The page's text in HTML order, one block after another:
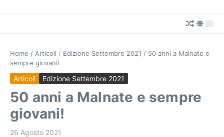
Home / Articoli / Edizione Settembre 2021 / 50 anni a Malnate e
sempre giovani!
Articoli Edizione Settembre 2021
50 anni a Malnate e sempre
giovani!
26 Agosto 2021